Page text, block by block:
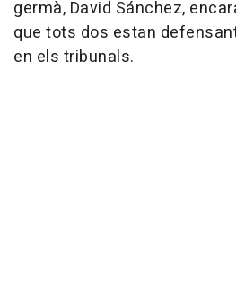
germà, David Sánchez,
que tots dos estan
en els tribunals.